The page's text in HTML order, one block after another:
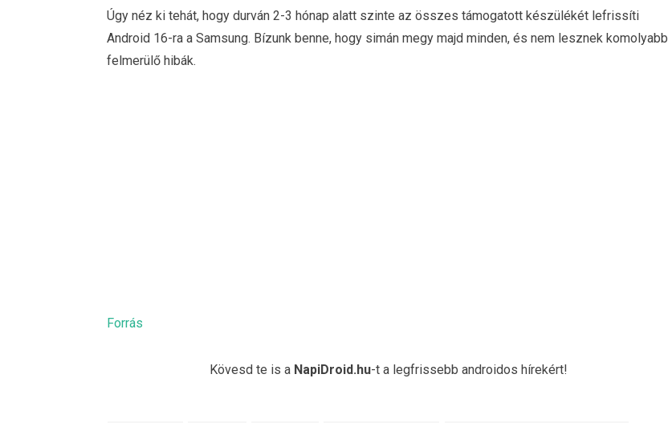
Úgy néz ki tehát, hogy durván 2-3 hónap alatt szinte az összes támogatott készülékét lefrissíti
Android 16-ra a Samsung. Bízunk benne, hogy simán megy majd minden, és nem lesznek komolyabb
felmerülő hibák.
Forrás
Kövesd te is a NapiDroid.hu-t a legfrissebb androidos hírekért!